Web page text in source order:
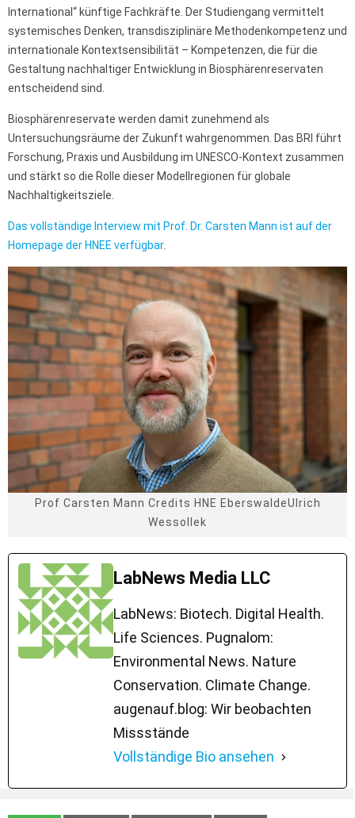
International“ künftige Fachkräfte. Der Studiengang vermittelt
systemisches Denken, transdisziplinäre Methodenkompetenz und
internationale Kontextsensibilität – Kompetenzen, die für die
Gestaltung nachhaltiger Entwicklung in Biosphärenreservaten
entscheidend sind.
Biosphärenreservate werden damit zunehmend als
Untersuchungsräume der Zukunft wahrgenommen. Das BRI führt
Forschung, Praxis und Ausbildung im UNESCO-Kontext zusammen
und stärkt so die Rolle dieser Modellregionen für globale
Nachhaltigkeitsziele.
Das vollständige Interview mit Prof. Dr. Carsten Mann ist auf der
Homepage der HNEE verfügbar.
Prof Carsten Mann Credits HNE EberswaldeUlrich
Wessollek
LabNews Media LLC
LabNews: Biotech. Digital Health.
Life Sciences. Pugnalom:
Environmental News. Nature
Conservation. Climate Change.
augenauf.blog: Wir beobachten
Missstände
Vollständige Bio ansehen